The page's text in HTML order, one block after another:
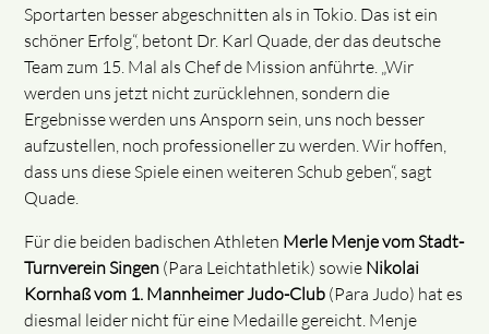
Sportarten besser abgeschnitten als in Tokio. Das ist ein
schöner Erfolg“, betont Dr. Karl Quade, der das deutsche
Team zum 15. Mal als Chef de Mission anführte. „Wir
werden uns jetzt nicht zurücklehnen, sondern die
Ergebnisse werden uns Ansporn sein, uns noch besser
aufzustellen, noch professioneller zu werden. Wir hoffen,
dass uns diese Spiele einen weiteren Schub geben“, sagt
Quade.
Für die beiden badischen Athleten Merle Menje vom Stadt-
Turnverein Singen (Para Leichtathletik) sowie Nikolai
Kornhaß vom 1. Mannheimer Judo-Club (Para Judo) hat es
diesmal leider nicht für eine Medaille gereicht. Menje